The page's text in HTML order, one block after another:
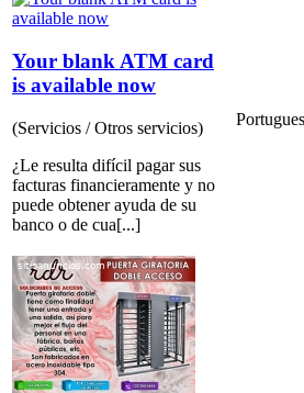
Your blank ATM card
is available now
(Servicios / Otros servicios)
¿Le resulta difícil pagar sus
facturas financieramente y no
puede obtener ayuda de su
banco o de cua[...]